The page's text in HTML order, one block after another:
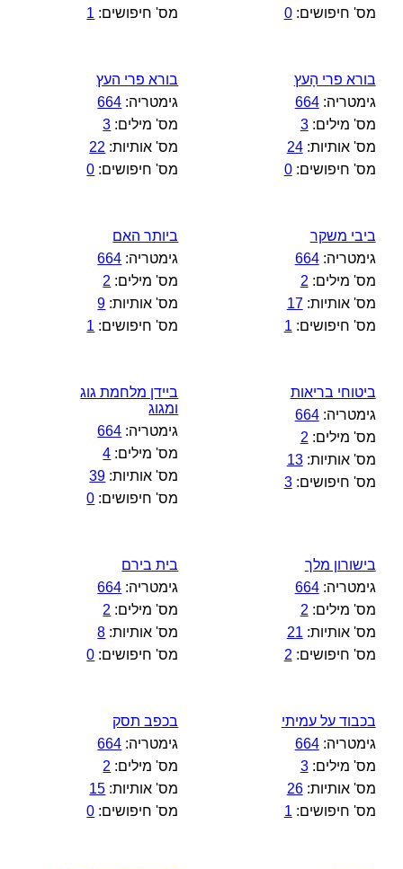
מס' חיפושים:0 מס' חיפושים: 1
בורא פרי הָעץ
גימטריה:664
מס' מילים:3
מס' אותיות:24
מס' חיפושים:0
בורא פרי העץ
גימטריה: 664
מס' מילים: 3
מס' אותיות: 22
מס' חיפושים: 0
ביבי משקר
גימטריה:664
מס' מילים: 2
מס' אותיות:17
מס' חיפושים: 1
ביותר האם
גימטריה: 664
מס' מילים: 2
מס' אותיות: 9
מס' חיפושים: 1
ביטוחי בריאות
גימטריה:664
מס' מילים: 2
מס' אותיות:13
מס' חיפושים:3
ביידן מלחמת גוג
ומגוג
גימטריה: 664
מס' מילים: 4
מס' אותיות: 39
מס' חיפושים: 0
בישורון מלך
גימטריה:664
מס' מילים: 2
מס' אותיות: 21
מס' חיפושים: 2
בית בירם
גימטריה: 664
מס' מילים: 2
מס' אותיות: 8
מס' חיפושים: 0
בכבוד על עמיתי
גימטריה:664
מס' מילים:3
מס' אותיות:26
מס' חיפושים: 1
בכפב תסק
גימטריה: 664
מס' מילים: 2
מס' אותיות: 15
מס' חיפושים: 0